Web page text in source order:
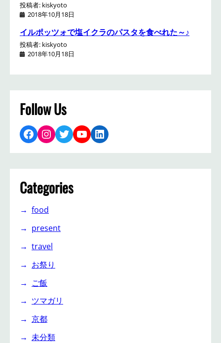
投稿者: kiskyoto
2018年10月18日
イルポッツォで塩イクラのパスタを食べれた～♪
投稿者: kiskyoto
2018年10月18日
Follow Us
Facebook Instagram Twitter YouTube LinkedIn
Categories
food
present
travel
お祭り
ご飯
ツマガリ
京都
未分類